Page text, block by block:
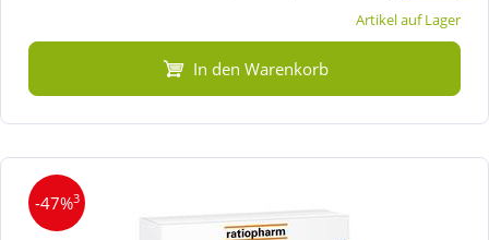
Artikel auf Lager
In den Warenkorb
-47%3